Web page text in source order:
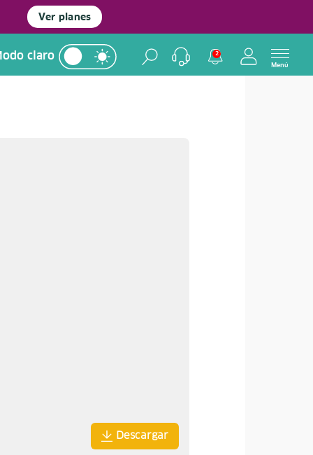
Ver planes
claro 2
Menú
Descargar